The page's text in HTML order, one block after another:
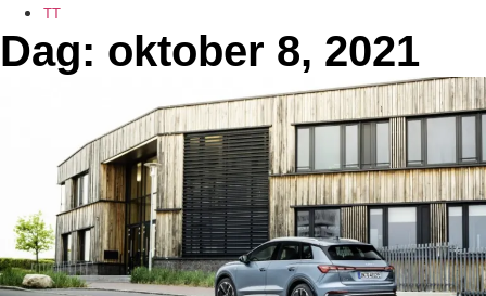
TT
Dag: oktober 8, 2021